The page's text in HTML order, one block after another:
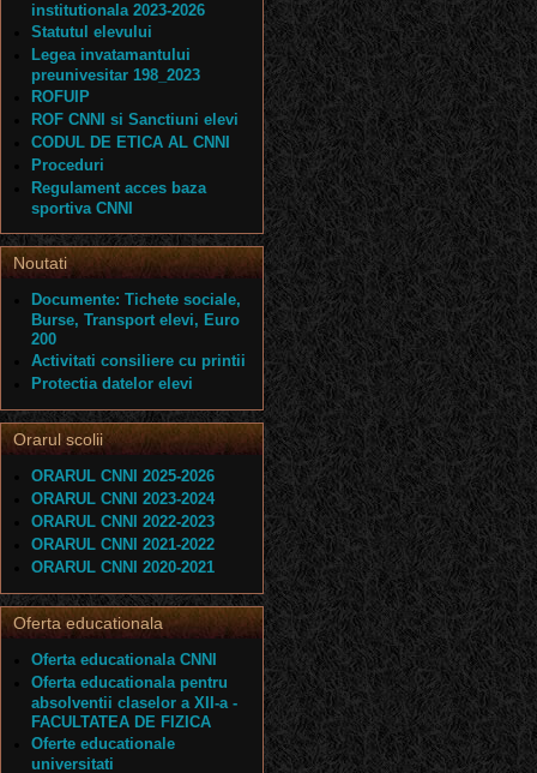
institutionala 2023-2026
Statutul elevului
Legea invatamantului
preunivesitar 198_2023
ROFUIP
ROF CNNI si Sanctiuni elevi
CODUL DE ETICA AL CNNI
Proceduri
Regulament acces baza
sportiva CNNI
Noutati
Documente: Tichete sociale,
Burse, Transport elevi, Euro
200
Activitati consiliere cu printii
Protectia datelor elevi
Orarul scolii
ORARUL CNNI 2025-2026
ORARUL CNNI 2023-2024
ORARUL CNNI 2022-2023
ORARUL CNNI 2021-2022
ORARUL CNNI 2020-2021
Oferta educationala
Oferta educationala CNNI
Oferta educationala pentru
absolventii claselor a XII-a -
FACULTATEA DE FIZICA
Oferte educationale
universitati